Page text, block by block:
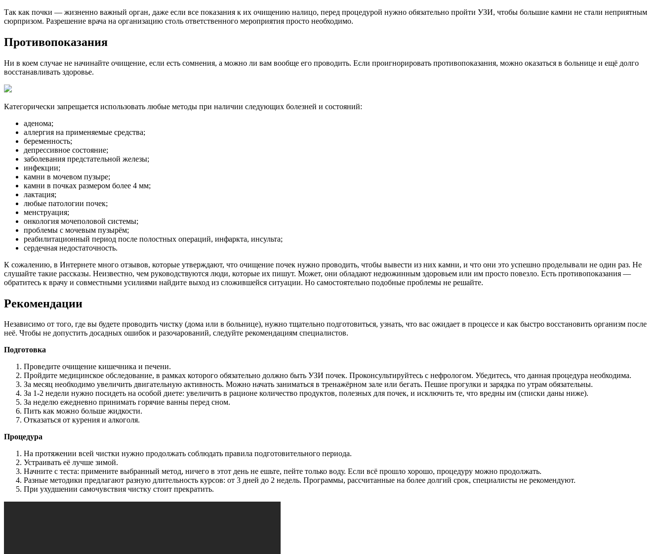
Так как почки — жизненно важный орган, даже если все показания к их очищению налицо, перед процедурой нужно обязательно пройти УЗИ, чтобы большие камни не стали неприятным
сюрпризом. Разрешение врача на организацию столь ответственного мероприятия просто необходимо.
Противопоказания
Ни в коем случае не начинайте очищение, если есть сомнения, а можно ли вам вообще его проводить. Если проигнорировать противопоказания, можно оказаться в больнице и ещё долго
восстанавливать здоровье.
Категорически запрещается использовать любые методы при наличии следующих болезней и состояний:
аденома;
аллергия на применяемые средства;
беременность;
депрессивное состояние;
заболевания предстательной железы;
инфекции;
камни в мочевом пузыре;
камни в почках размером более 4 мм;
лактация;
любые патологии почек;
менструация;
онкология мочеполовой системы;
проблемы с мочевым пузырём;
реабилитационный период после полостных операций, инфаркта, инсульта;
сердечная недостаточность.
К сожалению, в Интернете много отзывов, которые утверждают, что очищение почек нужно проводить, чтобы вывести из них камни, и что они это успешно проделывали не один раз. Не
слушайте такие рассказы. Неизвестно, чем руководствуются люди, которые их пишут. Может, они обладают недюжинным здоровьем или им просто повезло. Есть противопоказания —
обратитесь к врачу и совместными усилиями найдите выход из сложившейся ситуации. Но самостоятельно подобные проблемы не решайте.
Рекомендации
Независимо от того, где вы будете проводить чистку (дома или в больнице), нужно тщательно подготовиться, узнать, что вас ожидает в процессе и как быстро восстановить организм после
неё. Чтобы не допустить досадных ошибок и разочарований, следуйте рекомендациям специалистов.
Подготовка
Проведите очищение кишечника и печени.
Пройдите медицинское обследование, в рамках которого обязательно должно быть УЗИ почек. Проконсультируйтесь с нефрологом. Убедитесь, что данная процедура необходима.
За месяц необходимо увеличить двигательную активность. Можно начать заниматься в тренажёрном зале или бегать. Пешие прогулки и зарядка по утрам обязательны.
За 1-2 недели нужно посидеть на особой диете: увеличить в рационе количество продуктов, полезных для почек, и исключить те, что вредны им (списки даны ниже).
За неделю ежедневно принимать горячие ванны перед сном.
Пить как можно больше жидкости.
Отказаться от курения и алкоголя.
Процедура
На протяжении всей чистки нужно продолжать соблюдать правила подготовительного периода.
Устраивать её лучше зимой.
Начните с теста: примените выбранный метод, ничего в этот день не ешьте, пейте только воду. Если всё прошло хорошо, процедуру можно продолжать.
Разные методики предлагают разную длительность курсов: от 3 дней до 2 недель. Программы, рассчитанные на более долгий срок, специалисты не рекомендуют.
При ухудшении самочувствия чистку стоит прекратить.